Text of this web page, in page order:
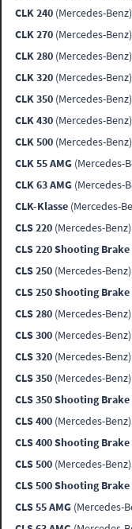
CLK 240 (Mercedes-
CLK 270 (Mercedes-
CLK 280 (Mercedes-
CLK 320 (Mercedes-
CLK 350 (Mercedes-
CLK 430 (Mercedes-
CLK 500 (Mercedes-
CLK 55 AMG (Mercedes-
CLK 63 AMG (Mercedes-
CLK-Klasse (Mercedes-
CLS 220 (Mercedes-
CLS 220 Shooting Brake
CLS 250 (Mercedes-
CLS 250 Shooting Brake
CLS 280 (Mercedes-
CLS 300 (Mercedes-
CLS 320 (Mercedes-
CLS 350 (Mercedes-
CLS 350 Shooting Brake
CLS 400 (Mercedes-
CLS 400 Shooting Brake
CLS 500 (Mercedes-
CLS 500 Shooting Brake
CLS 55 AMG (Mercedes-